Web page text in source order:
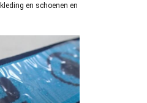
en schoenen en